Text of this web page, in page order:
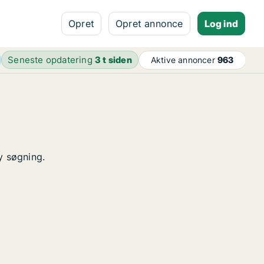
Opret Opret annonce Log ind
Seneste opdatering3 t siden Aktive annoncer963
søgning.